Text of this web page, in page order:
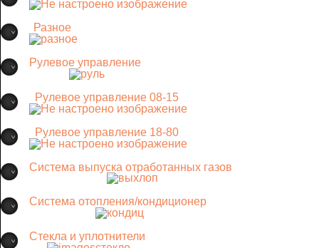
Разное
Рулевое управление
Рулевое управление 08-15
Рулевое управление 18-80
Система выпуска отработанных газов
Система отопления/кондиционер
Стекла и уплотнители